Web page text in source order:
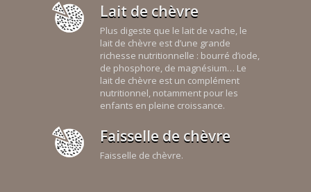
Lait de chèvre
Plus digeste que le lait de vache, le
lait de chèvre est d’une grande
richesse nutritionnelle : bourré d’iode,
de phosphore, de magnésium… Le
lait de chèvre est un complément
nutritionnel, notamment pour les
enfants en pleine croissance.
Faisselle de chèvre
Faisselle de chèvre.